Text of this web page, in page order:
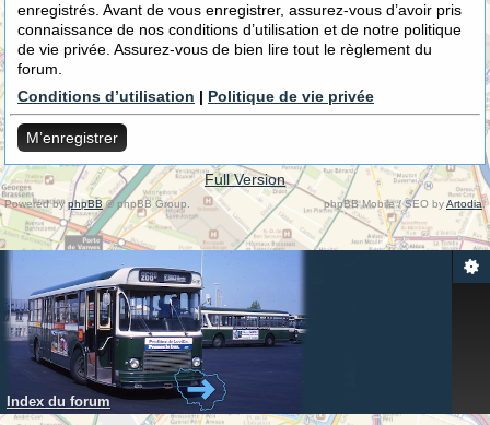
enregistrés. Avant de vous enregistrer, assurez-vous d’avoir pris
connaissance de nos conditions d’utilisation et de notre politique
de vie privée. Assurez-vous de bien lire tout le règlement du
forum.
Conditions d’utilisation | Politique de vie privée
M’enregistrer
Full Version
Powered byphpBB© phpBB Group. phpBB Mobile / SEO byArtodia.
Index du forum